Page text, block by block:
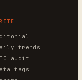
trends
audit
tags